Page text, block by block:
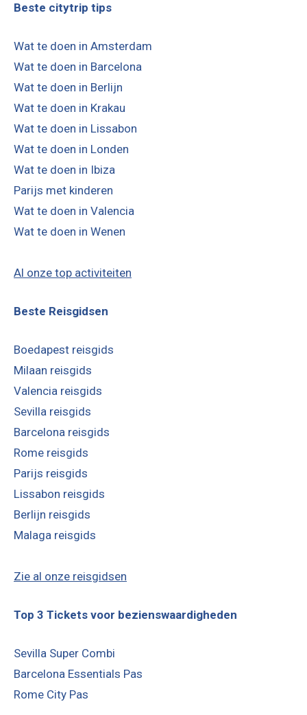
Beste citytrip tips
Wat te doen in Amsterdam
Wat te doen in Barcelona
Wat te doen in Berlijn
Wat te doen in Krakau
Wat te doen in Lissabon
Wat te doen in Londen
Wat te doen in Ibiza
Parijs met kinderen
Wat te doen in Valencia
Wat te doen in Wenen
Al onze top activiteiten
Beste Reisgidsen
Boedapest reisgids
Milaan reisgids
Valencia reisgids
Sevilla reisgids
Barcelona reisgids
Rome reisgids
Parijs reisgids
Lissabon reisgids
Berlijn reisgids
Malaga reisgids
Zie al onze reisgidsen
Top 3 Tickets voor bezienswaardigheden
Sevilla Super Combi
Barcelona Essentials Pas
Rome City Pas